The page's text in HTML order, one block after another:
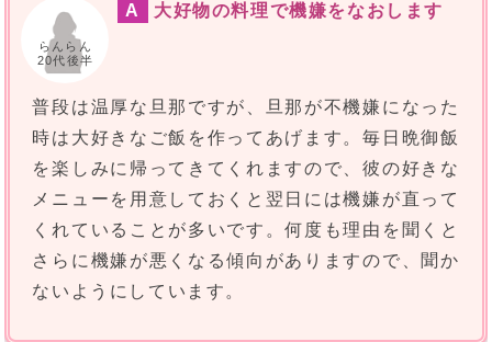
らんらん
20代後半
A 大好物の料理で機嫌をなおします
普段は温厚な旦那ですが、旦那が不機嫌になった
時は大好きなご飯を作ってあげます。毎日晩御飯
を楽しみに帰ってきてくれますので、彼の好きな
メニューを用意しておくと翌日には機嫌が直って
くれていることが多いです。何度も理由を聞くと
さらに機嫌が悪くなる傾向がありますので、聞か
ないようにしています。